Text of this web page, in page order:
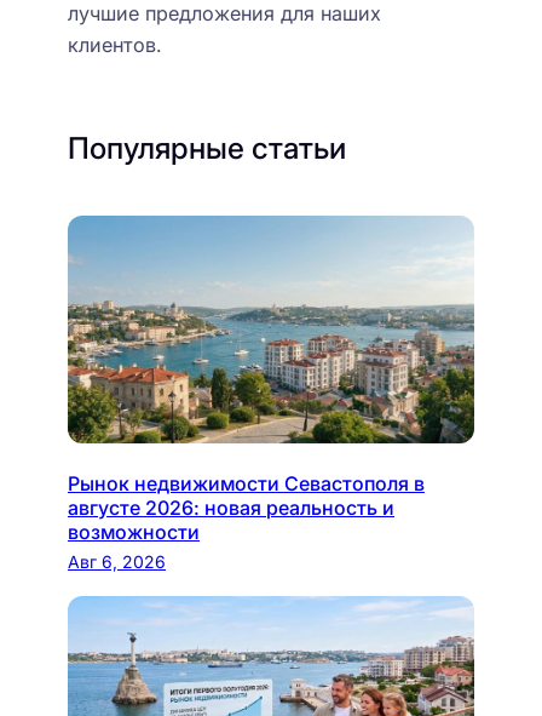
лучшие предложения для наших
клиентов.
Популярные статьи
Рынок недвижимости Севастополя в
августе 2026: новая реальность и
возможности
Авг 6, 2026